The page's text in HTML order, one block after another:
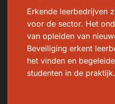
Erkende leerbedrijven
voor de sector. Het
van opleiden van
Beveiliging erkent
het vinden en
studenten in de praktijk.